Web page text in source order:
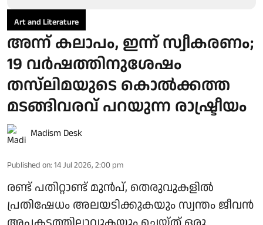
Art and Literature
അന്ന് കലാപം, ഇന്ന് സ്വീകരണം;
19 വർഷത്തിനുശേഷം
തസ്‌ലിമയുടെ കൊൽക്കത്ത
മടങ്ങിവരവ് പറയുന്ന രാഷ്ട്രീയം
Madism Desk
Published on: 14 Jul 2026, 2:00 pm
രണ്ട് പതിറ്റാണ്ട് മുൻപ്, തെരുവുകളിൽ
പ്രതിഷേധം അലയടിക്കുകയും സ്വന്തം ജീവൻ